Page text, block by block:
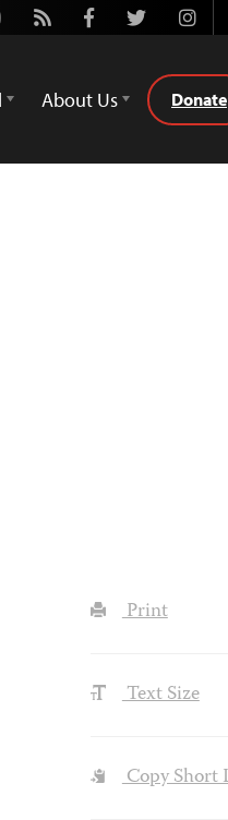
Rss FacebookTwitter
About Us Donate
Print
Text Size
Copy Short